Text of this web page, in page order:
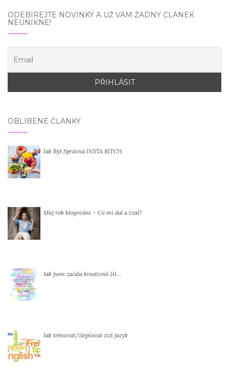
ODEBÍREJTE NOVINKY A UŽ VÁM ŽÁDNÝ ČLÁNEK
NEUNIKNE!
OBLÍBENÉ ČLÁNKY
Jak Být Správná INSTA BITCH
Můj rok blogování – Co mi dal a vzal?
Jak jsem začala kreativně žít…
Jak trénovat/zlepšovat cizí jazyk